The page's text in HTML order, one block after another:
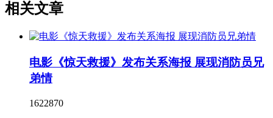
相关文章
电影《惊天救援》发布关系海报 展现消防员兄
弟情
1622870